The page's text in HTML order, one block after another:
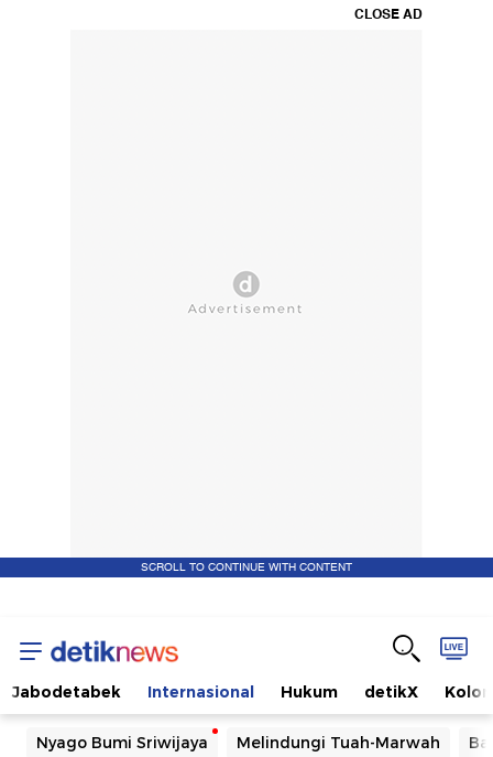
CLOSE AD
SCROLL TO CONTINUE WITH CONTENT
Jabodetabek Internasional Hukum detikX
Nyago Bumi Sriwijaya Melindungi Tuah-Marwah